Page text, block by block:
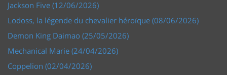
Jackson Five (12/06/2026)
Lodoss, la légende du chevalier héroïque (08/06/2026)
Demon King Daimao (25/05/2026)
Mechanical Marie (24/04/2026)
Coppelion (02/04/2026)